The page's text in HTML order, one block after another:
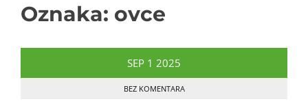
Oznaka: ovce
SEP 1 2025
BEZ KOMENTARA